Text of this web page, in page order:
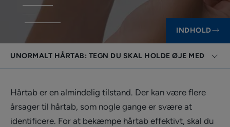
INDHOLD
UNORMALT HÅRTAB: TEGN DU SKAL HOLDE ØJE MED
Hårtab er en almindelig tilstand. Der kan være flere
årsager til hårtab, som nogle gange er svære at
identificere. For at bekæmpe hårtab effektivt, skal du